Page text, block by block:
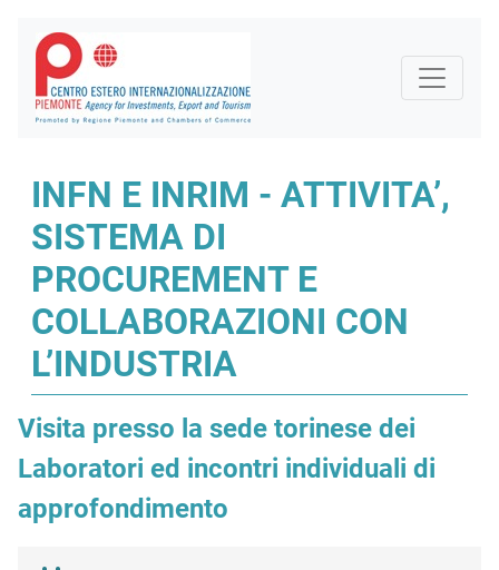
INFN E INRIM - ATTIVITA’,
SISTEMA DI
PROCUREMENT E
COLLABORAZIONI CON
L’INDUSTRIA
Visita presso la sede torinese dei
Laboratori ed incontri individuali di
approfondimento